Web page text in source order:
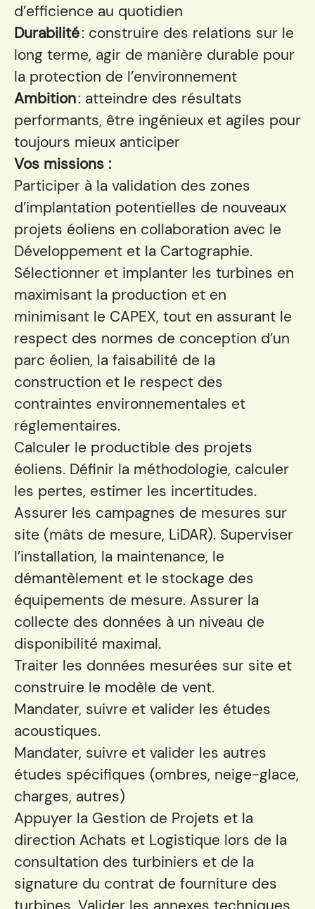
d’efficience au quotidien
Durabilité: construire des relations sur le
long terme, agir de manière durable pour
la protection de l’environnement
Ambition: atteindre des résultats
performants, être ingénieux et agiles pour
toujours mieux anticiper
Vos missions :
Participer à la validation des zones
d’implantation potentielles de nouveaux
projets éoliens en collaboration avec le
Développement et la Cartographie.
Sélectionner et implanter les turbines en
maximisant la production et en
minimisant le CAPEX, tout en assurant le
respect des normes de conception d’un
parc éolien, la faisabilité de la
construction et le respect des
contraintes environnementales et
réglementaires.
Calculer le productible des projets
éoliens. Définir la méthodologie, calculer
les pertes, estimer les incertitudes.
Assurer les campagnes de mesures sur
site (mâts de mesure, LiDAR). Superviser
l’installation, la maintenance, le
démantèlement et le stockage des
équipements de mesure. Assurer la
collecte des données à un niveau de
disponibilité maximal.
Traiter les données mesurées sur site et
construire le modèle de vent.
Mandater, suivre et valider les études
acoustiques.
Mandater, suivre et valider les autres
études spécifiques (ombres, neige-glace,
charges, autres)
Appuyer la Gestion de Projets et la
direction Achats et Logistique lors de la
consultation des turbiniers et de la
signature du contrat de fourniture des